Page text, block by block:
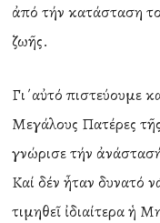
ἀπό τήν κατάσταση
ζωῆς.
Γι΄αὐτό πιστεύουμε
Μεγάλους Πατέρες
γνώρισε τήν
Καί δέν ἦταν δυνατό
τιμηθεῖ ἰδιαίτερα ἡ